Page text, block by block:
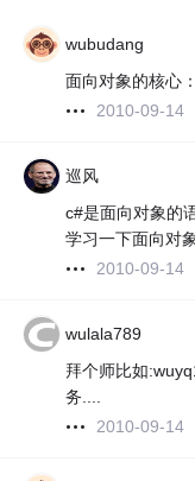
wubudang
面向对象的核心
2010-09-14
巡风
c#是面向对象的
学习一下面向对
2010-09-14
wulala789
拜个师比如
务....
2010-09-14